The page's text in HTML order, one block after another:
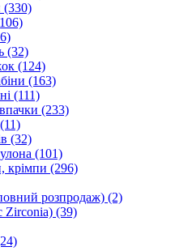
(330)
(32)
(124)
(163)
(111)
(233)
(11)
(32)
(101)
крімпи (296)
розпродаж) (2)
Zirconia) (39)